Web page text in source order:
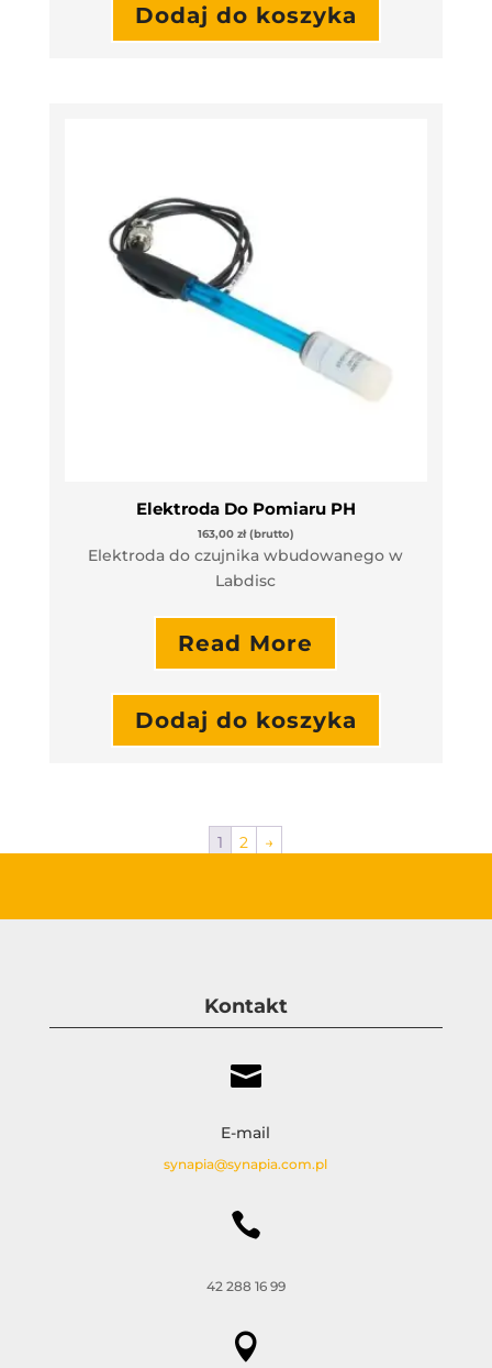
Dodaj do koszyka
Elektroda Do Pomiaru PH
163,00 zł (brutto)
Elektroda do czujnika wbudowanego w
Labdisc
Read More
Dodaj do koszyka
1 2 →
Kontakt

E-mail
synapia@synapia.com.pl

42 288 16 99
